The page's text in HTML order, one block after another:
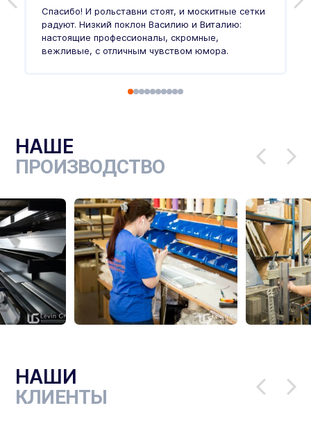
Спасибо! И рольставни стоят, и москитные сетки
радуют. Низкий поклон Василию и Виталию:
настоящие профессионалы, скромные,
вежливые, с отличным чувством юмора.
НАШЕ
ПРОИЗВОДСТВО
НАШИ
КЛИЕНТЫ